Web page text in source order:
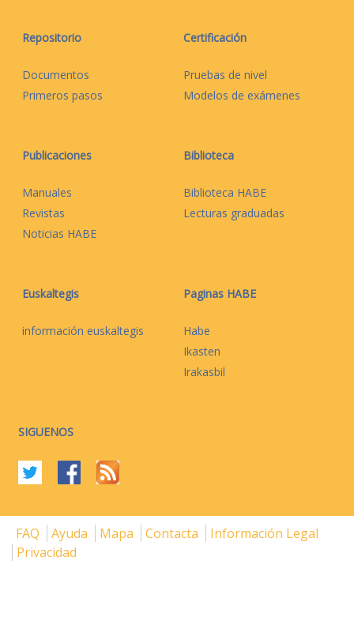
Repositorio
Documentos
Primeros pasos
Certificación
Pruebas de nivel
Modelos de exámenes
Publicaciones
Manuales
Revistas
Noticias HABE
Biblioteca
Biblioteca HABE
Lecturas graduadas
Euskaltegis
información euskaltegis
Paginas HABE
Habe
Ikasten
Irakasbil
SIGUENOS
FAQ Ayuda Mapa Contacta
Información Legal
Privacidad